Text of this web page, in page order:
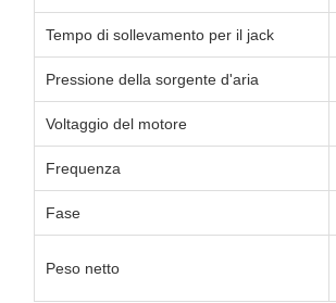
Tempo di sollevamento per il jack
Pressione della sorgente d'aria
Voltaggio del motore
Frequenza
Fase
Peso netto